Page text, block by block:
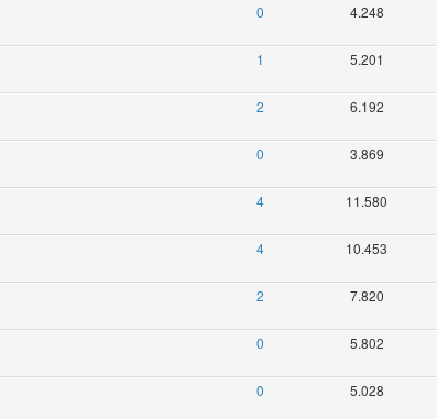
0 4.248
1 5.201
2 6.192
0 3.869
4 11.580
4 10.453
2 7.820
0 5.802
0 5.028